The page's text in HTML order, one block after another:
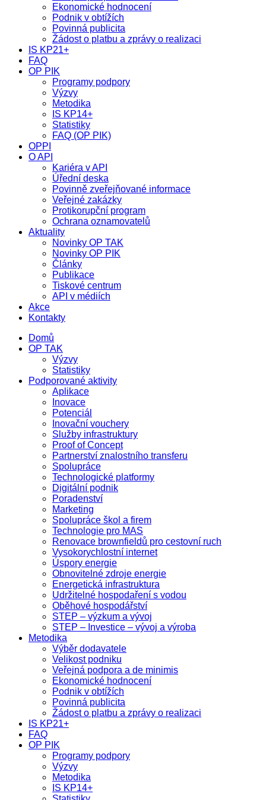
Ekonomické hodnocení
Podnik v obtížích
Povinná publicita
Žádost o platbu a zprávy o realizaci
IS KP21+
FAQ
OP PIK
Programy podpory
Výzvy
Metodika
IS KP14+
Statistiky
FAQ (OP PIK)
OPPI
O API
Kariéra v API
Úřední deska
Povinně zveřejňované informace
Veřejné zakázky
Protikorupční program
Ochrana oznamovatelů
Aktuality
Novinky OP TAK
Novinky OP PIK
Články
Publikace
Tiskové centrum
API v médiích
Akce
Kontakty
Domů
OP TAK
Výzvy
Statistiky
Podporované aktivity
Aplikace
Inovace
Potenciál
Inovační vouchery
Služby infrastruktury
Proof of Concept
Partnerství znalostního transferu
Spolupráce
Technologické platformy
Digitální podnik
Poradenství
Marketing
Spolupráce škol a firem
Technologie pro MAS
Renovace brownfieldů pro cestovní ruch
Vysokorychlostní internet
Úspory energie
Obnovitelné zdroje energie
Energetická infrastruktura
Udržitelné hospodaření s vodou
Oběhové hospodářství
STEP – výzkum a vývoj
STEP – Investice – vývoj a výroba
Metodika
Výběr dodavatele
Velikost podniku
Veřejná podpora a de minimis
Ekonomické hodnocení
Podnik v obtížích
Povinná publicita
Žádost o platbu a zprávy o realizaci
IS KP21+
FAQ
OP PIK
Programy podpory
Výzvy
Metodika
IS KP14+